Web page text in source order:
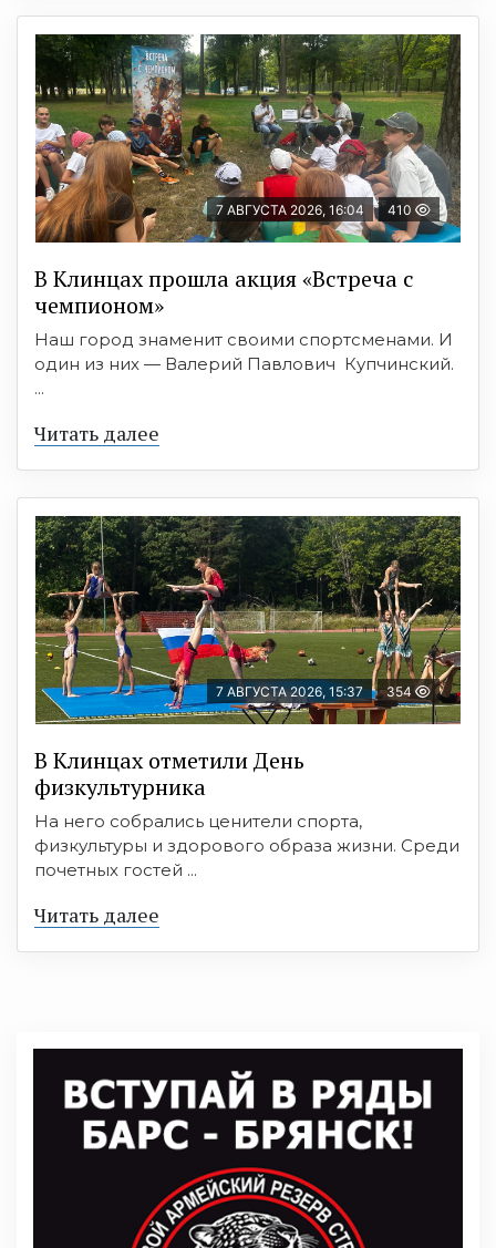
7 АВГУСТА 2026, 16:04 410
В Клинцах прошла акция «Встреча с
чемпионом»
Наш город знаменит своими спортсменами. И
один из них — Валерий Павлович Купчинский.
...
Читать далее
7 АВГУСТА 2026, 15:37 354
В Клинцах отметили День
физкультурника
На него собрались ценители спорта,
физкультуры и здорового образа жизни. Среди
почетных гостей ...
Читать далее